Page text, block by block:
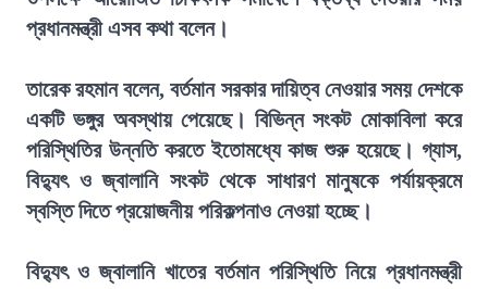
প্রধানমন্ত্রী এসব কথা বলেন।
তারেক রহমান বলেন, বর্তমান সরকার দায়িত্ব নেওয়ার সময় দেশকে
একটি ভঙ্গুর অবস্থায় পেয়েছে। বিভিন্ন সংকট মোকাবিলা করে
পরিস্থিতির উন্নতি করতে ইতোমধ্যে কাজ শুরু হয়েছে। গ্যাস,
বিদ্যুৎ ও জ্বালানি সংকট থেকে সাধারণ মানুষকে পর্যায়ক্রমে
স্বস্তি দিতে প্রয়োজনীয় পরিকল্পনাও নেওয়া হচ্ছে।
বিদ্যুৎ ও জ্বালানি খাতের বর্তমান পরিস্থিতি নিয়ে প্রধানমন্ত্রী